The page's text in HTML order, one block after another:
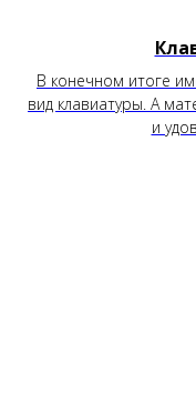
В конечном итоге
вид клавиатуры. А
и